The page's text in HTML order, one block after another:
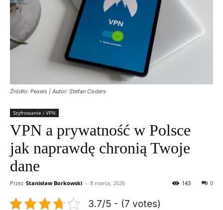
Źródło: Pexels | Autor: Stefan Coders
Szyfrowanie i VPN
VPN a prywatność w Polsce
jak naprawdę chronią Twoje
dane
Przez Stanisław Borkowski - 8 marca, 2026 0
143
3.7/5 - (7 votes)